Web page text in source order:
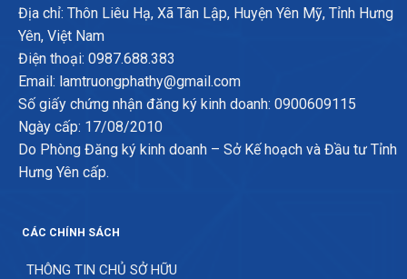
Địa chỉ: Thôn Liêu Hạ, Xã Tân Lập, Huyện Yên Mỹ, Tỉnh Hưng
Yên, Việt Nam
Điện thoại: 0987.688.383
Email: lamtruongphathy@gmail.com
Số giấy chứng nhận đăng ký kinh doanh: 0900609115
Ngày cấp: 17/08/2010
Do Phòng Đăng ký kinh doanh – Sở Kế hoạch và Đầu tư Tỉnh
Hưng Yên cấp.
CÁC CHÍNH SÁCH
THÔNG TIN CHỦ SỞ HỮU